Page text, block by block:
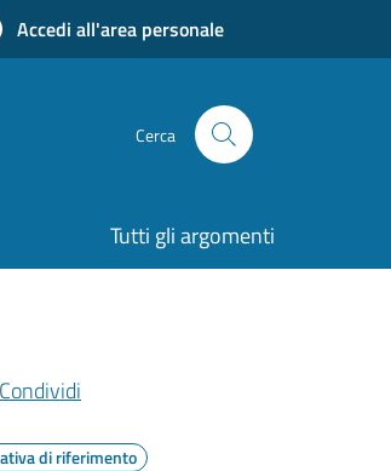
Accedi all'area personale
Cerca
Tutti gli argomenti
Condividi
di riferimento